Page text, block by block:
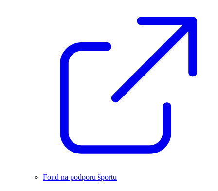
Fond na podporu športu